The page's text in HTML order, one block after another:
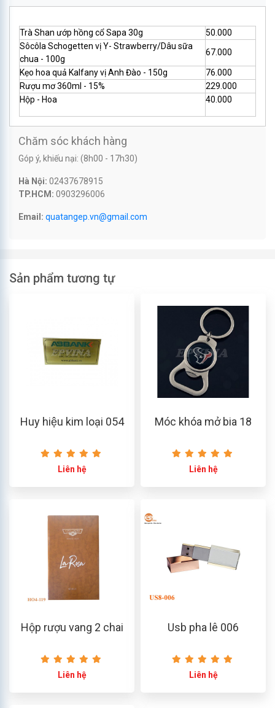
Trà Shan ướp hồng cổ Sapa 30g
50.000
Sôcôla Schogetten vị Y- Strawberry/Dâu sữa
chua - 100g
67.000
Kẹo hoa quả Kalfany vị Anh Đào - 150g
76.000
Rượu mơ 360ml - 15%
229.000
Hộp - Hoa
40.000
Chăm sóc khách hàng
Góp ý, khiếu nại: (8h00 - 17h30)
Hà Nội: 02437678915
TP.HCM: 0903296006
Email: quatangep.vn@gmail.com
Sản phẩm tương tự
Huy hiệu kim loại 054
Liên hệ
Móc khóa mở bia 18
Liên hệ
Hộp rượu vang 2 chai
Liên hệ
Usb pha lê 006
Liên hệ